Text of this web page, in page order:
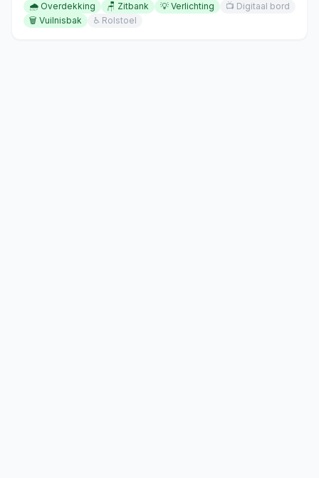
🌧️ Overdekking 🪑 Zitbank 💡 Verlichting 📺 Digitaal bord
🗑️ Vuilnisbak ♿ Rolstoel